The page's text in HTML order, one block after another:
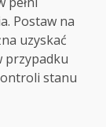
Postaw na
uzyskać
przypadku
stanu